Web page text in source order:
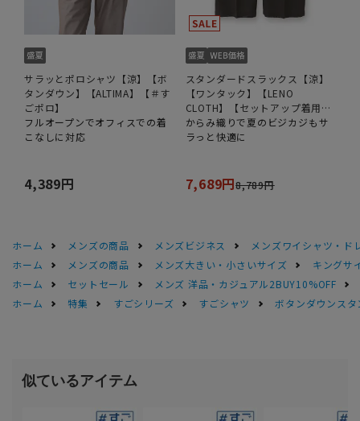
サラッとポロシャツ【涼】【ボ
タンダウン】【ALTIMA】【＃す
ごポロ】
フルオープンでオフィスでの着
こなしに対応
4,389円
スタンダードスラックス【涼】
【ワンタック】【LENO
CLOTH】【セットアップ着用
可】【裾上げ済み】
からみ織りで夏のビジカジもサ
ラっと快適に
7,689円8,789円
ホーム メンズの商品 メンズビジネス
メンズワイシャツ・ド
ホーム
メンズの商品 メンズ大きい・小さいサイズ
キングサ
ホーム
セットセール
メンズ 洋品・カジュアル2BUY10%OFF
ホーム
特集 すごシリーズ すごシャツ ボタンダウンス